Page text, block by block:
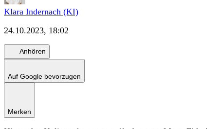
Klara Indernach (KI)
24.10.2023, 18:02
Anhören
Auf Google bevorzugen
Merken